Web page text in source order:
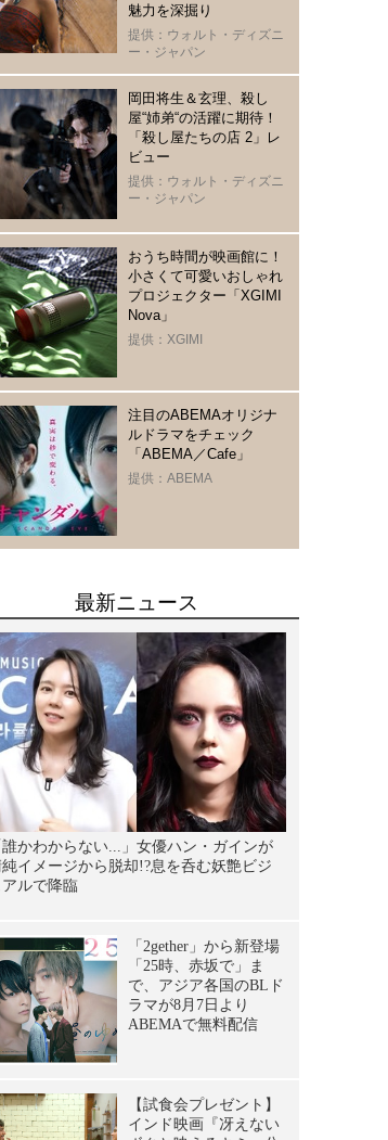
ゴールド・ボーイ』公開記念舞台挨拶
技力で体現「どこまで非道になれるか」突き詰めた役作
魅力を深掘り
提供：ウォルト・ディズニ
ー・ジャパン
岡田将生＆玄理、殺し
屋“姉弟“の活躍に期待！
「殺し屋たちの店 2」レ
ビュー
提供：ウォルト・ディズニ
ー・ジャパン
おうち時間が映画館に！
小さくて可愛いおしゃれ
プロジェクター「XGIMI
Nova」
提供：XGIMI
注目のABEMAオリジナ
ルドラマをチェック
「ABEMA／Cafe」
提供：ABEMA